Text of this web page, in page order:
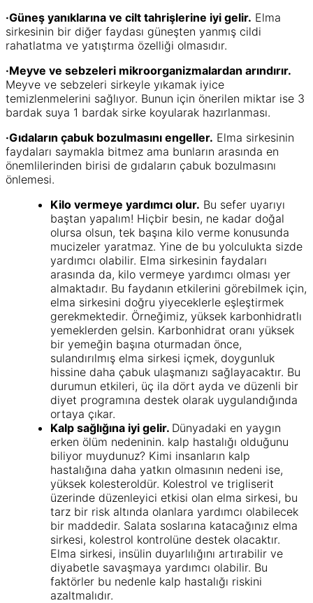
·Güneş yanıklarına ve cilt tahrişlerine iyi gelir. Elma
sirkesinin bir diğer faydası güneşten yanmış cildi
rahatlatma ve yatıştırma özelliği olmasıdır.
·Meyve ve sebzeleri mikroorganizmalardan arındırır.
Meyve ve sebzeleri sirkeyle yıkamak iyice
temizlenmelerini sağlıyor. Bunun için önerilen miktar ise 3
bardak suya 1 bardak sirke koyularak hazırlanması.
·Gıdaların çabuk bozulmasını engeller. Elma sirkesinin
faydaları saymakla bitmez ama bunların arasında en
önemlilerinden birisi de gıdaların çabuk bozulmasını
önlemesi.
Kilo vermeye yardımcı olur. Bu sefer uyarıyı
baştan yapalım! Hiçbir besin, ne kadar doğal
olursa olsun, tek başına kilo verme konusunda
mucizeler yaratmaz. Yine de bu yolculukta sizde
yardımcı olabilir. Elma sirkesinin faydaları
arasında da, kilo vermeye yardımcı olması yer
almaktadır. Bu faydanın etkilerini görebilmek için,
elma sirkesini doğru yiyeceklerle eşleştirmek
gerekmektedir. Örneğimiz, yüksek karbonhidratlı
yemeklerden gelsin. Karbonhidrat oranı yüksek
bir yemeğin başına oturmadan önce,
sulandırılmış elma sirkesi içmek, doygunluk
hissine daha çabuk ulaşmanızı sağlayacaktır. Bu
durumun etkileri, üç ila dört ayda ve düzenli bir
diyet programına destek olarak uygulandığında
ortaya çıkar.
Kalp sağlığına iyi gelir. Dünyadaki en yaygın
erken ölüm nedeninin. kalp hastalığı olduğunu
biliyor muydunuz? Kimi insanların kalp
hastalığına daha yatkın olmasının nedeni ise,
yüksek kolesteroldür. Kolestrol ve trigliserit
üzerinde düzenleyici etkisi olan elma sirkesi, bu
tarz bir risk altında olanlara yardımcı olabilecek
bir maddedir. Salata soslarına katacağınız elma
sirkesi, kolestrol kontrolüne destek olacaktır.
Elma sirkesi, insülin duyarlılığını artırabilir ve
diyabetle savaşmaya yardımcı olabilir. Bu
faktörler bu nedenle kalp hastalığı riskini
azaltmalıdır.